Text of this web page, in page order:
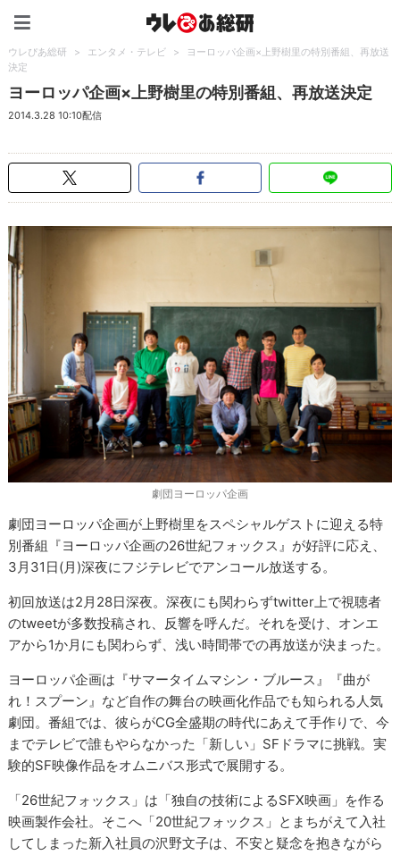
ウレぴあ総研 > エンタメ・テレビ >
ヨーロッパ企画×上野樹里の特別番組、再放送
決定
ヨーロッパ企画×上野樹里の特別番組、再放送決定
2014.3.28 10:10配信
劇団ヨーロッパ企画
劇団ヨーロッパ企画が上野樹里をスペシャルゲストに迎える特
別番組『ヨーロッパ企画の26世紀フォックス』が好評に応え、
3月31日(月)深夜にフジテレビでアンコール放送する。
初回放送は2月28日深夜。深夜にも関わらずtwitter上で視聴者
のtweetが多数投稿され、反響を呼んだ。それを受け、オンエ
アから1か月にも関わらず、浅い時間帯での再放送が決まった。
ヨーロッパ企画は『サマータイムマシン・ブルース』『曲が
れ！スプーン』など自作の舞台の映画化作品でも知られる人気
劇団。番組では、彼らがCG全盛期の時代にあえて手作りで、今
までテレビで誰もやらなかった「新しい」SFドラマに挑戦。実
験的SF映像作品をオムニバス形式で展開する。
「26世紀フォックス」は「独自の技術によるSFX映画」を作る
映画製作会社。そこへ「20世紀フォックス」とまちがえて入社
してしまった新入社員の沢野文子は、不安と疑念を抱きながら